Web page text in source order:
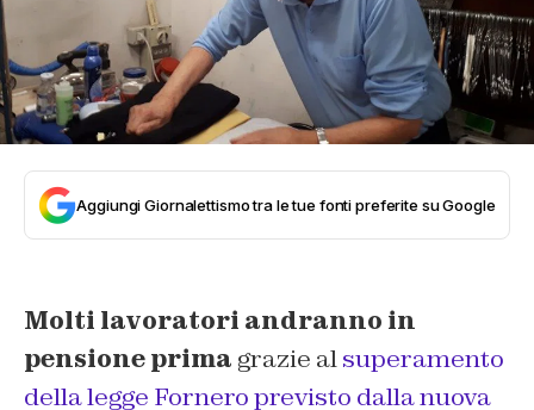
Aggiungi Giornalettismo tra le tue fonti preferite su Google
Molti lavoratori andranno in
pensione prima grazie alsuperamento
della legge Fornero previsto dalla nuova